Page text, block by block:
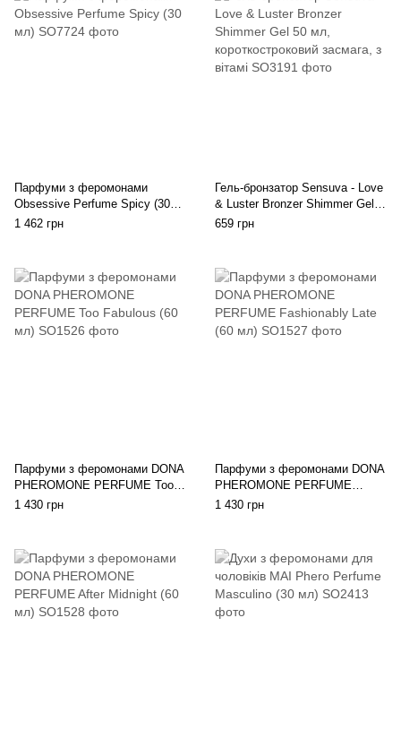
Парфуми з феромонами
Obsessive Perfume Spicy (30
мл)
1 462 грн
Гель-бронзатор Sensuva - Love
& Luster Bronzer Shimmer Gel
50 мл, короткостроковий
659 грн
Парфуми з феромонами DONA
PHEROMONE PERFUME Too
Fabulous (60 мл)
1 430 грн
Парфуми з феромонами DONA
PHEROMONE PERFUME
Fashionably Late (60 мл)
1 430 грн